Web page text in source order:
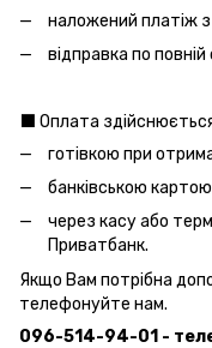
наложений платіж
відправка по
⬛️ Оплата
готівкою при
банківською
через касу або
Приватбанк.
Якщо Вам потрібна
телефонуйте нам.
096-514-94-01 -